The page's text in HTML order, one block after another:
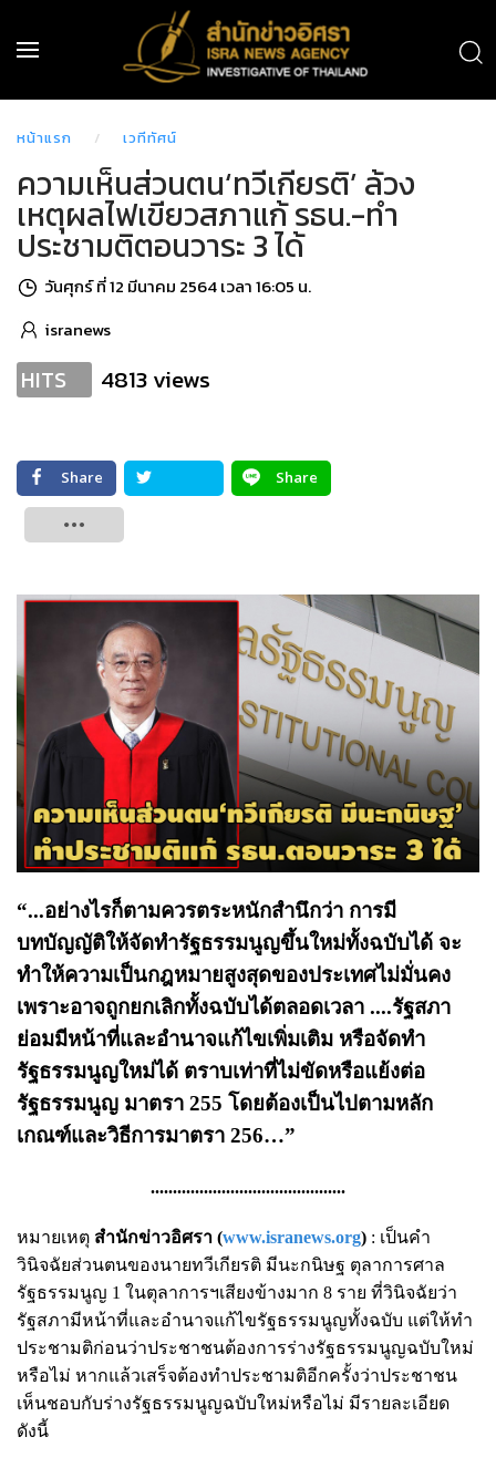
หน้าแรก เวทีทัศน์
ความเห็นส่วนตน‘ทวีเกียรติ’ ล้วง
เหตุผลไฟเขียวสภาแก้ รธน.-ทำ
ประชามติตอนวาระ 3 ได้
วันศุกร์ ที่ 12 มีนาคม 2564 เวลา 16:05 น.
isranews
HITS 4813 views
Share
Share
“...อย่างไรก็ตามควรตระหนักสำนึกว่า การมี
บทบัญญัติให้จัดทำรัฐธรรมนูญขึ้นใหม่ทั้งฉบับได้ จะ
ทำให้ความเป็นกฎหมายสูงสุดของประเทศไม่มั่นคง
เพราะอาจถูกยกเลิกทั้งฉบับได้ตลอดเวลา ....รัฐสภา
ย่อมมีหน้าที่และอำนาจแก้ไขเพิ่มเติม หรือจัดทำ
รัฐธรรมนูญใหม่ได้ ตราบเท่าที่ไม่ขัดหรือแย้งต่อ
รัฐธรรมนูญ มาตรา 255 โดยต้องเป็นไปตามหลัก
เกณฑ์และวิธีการมาตรา 256…”
............................................
หมายเหตุ สำนักข่าวอิศรา (www.isranews.org) : เป็นคำ
วินิจฉัยส่วนตนของนายทวีเกียรติ มีนะกนิษฐ ตุลาการศาล
รัฐธรรมนูญ 1 ในตุลาการฯเสียงข้างมาก 8 ราย ที่วินิจฉัยว่า
รัฐสภามีหน้าที่และอำนาจแก้ไขรัฐธรรมนูญทั้งฉบับ แต่ให้ทำ
ประชามติก่อนว่าประชาชนต้องการร่างรัฐธรรมนูญฉบับใหม่
หรือไม่ หากแล้วเสร็จต้องทำประชามติอีกครั้งว่าประชาชน
เห็นชอบกับร่างรัฐธรรมนูญฉบับใหม่หรือไม่ มีรายละเอียด
ดังนี้